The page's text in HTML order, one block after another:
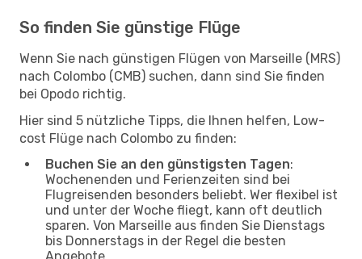
So finden Sie günstige Flüge
Wenn Sie nach günstigen Flügen von Marseille (MRS)
nach Colombo (CMB) suchen, dann sind Sie finden
bei Opodo richtig.
Hier sind 5 nützliche Tipps, die Ihnen helfen, Low-
cost Flüge nach Colombo zu finden:
Buchen Sie an den günstigsten Tagen:
Wochenenden und Ferienzeiten sind bei
Flugreisenden besonders beliebt. Wer flexibel ist
und unter der Woche fliegt, kann oft deutlich
sparen. Von Marseille aus finden Sie Dienstags
bis Donnerstags in der Regel die besten